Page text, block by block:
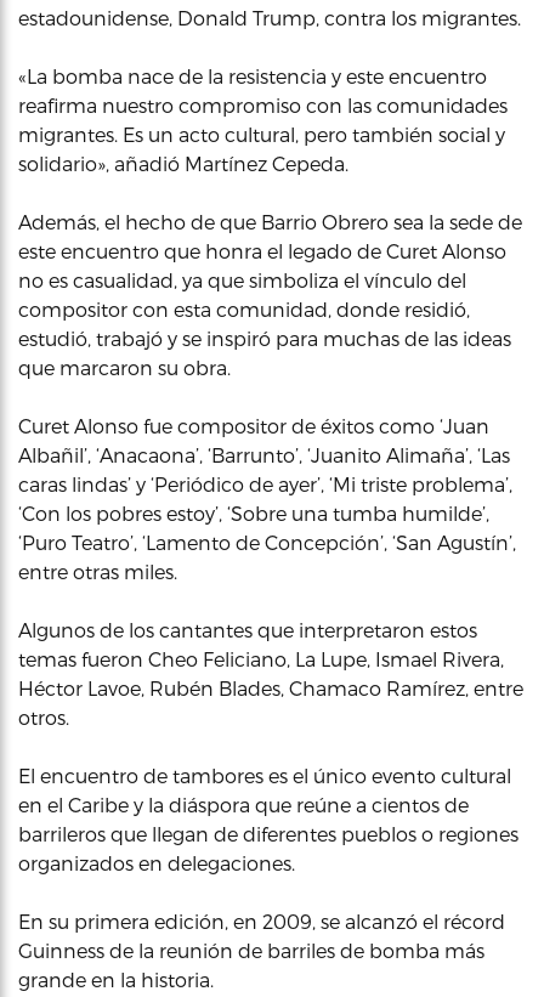
estadounidense, Donald Trump, contra los migrantes.
«La bomba nace de la resistencia y este encuentro
reafirma nuestro compromiso con las comunidades
migrantes. Es un acto cultural, pero también social y
solidario», añadió Martínez Cepeda.
Además, el hecho de que Barrio Obrero sea la sede de
este encuentro que honra el legado de Curet Alonso
no es casualidad, ya que simboliza el vínculo del
compositor con esta comunidad, donde residió,
estudió, trabajó y se inspiró para muchas de las ideas
que marcaron su obra.
Curet Alonso fue compositor de éxitos como ‘Juan
Albañil’, ‘Anacaona’, ‘Barrunto’, ‘Juanito Alimaña’, ‘Las
caras lindas’ y ‘Periódico de ayer’, ‘Mi triste problema’,
‘Con los pobres estoy’, ‘Sobre una tumba humilde’,
‘Puro Teatro’, ‘Lamento de Concepción’, ‘San Agustín’,
entre otras miles.
Algunos de los cantantes que interpretaron estos
temas fueron Cheo Feliciano, La Lupe, Ismael Rivera,
Héctor Lavoe, Rubén Blades, Chamaco Ramírez, entre
otros.
El encuentro de tambores es el único evento cultural
en el Caribe y la diáspora que reúne a cientos de
barrileros que llegan de diferentes pueblos o regiones
organizados en delegaciones.
En su primera edición, en 2009, se alcanzó el récord
Guinness de la reunión de barriles de bomba más
grande en la historia.